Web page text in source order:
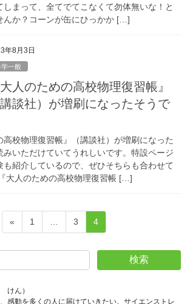
まって、全てでてこなくて勿体無いな！と
んか？コーンが缶にひっかか […]
年8月3日
学一般
大人のための高校物理復習帳』
講談社）が増刷になったそうで
高校物理復習帳』（講談社）が増刷になった
みいただけていてうれしいです。特設ページ
も紹介しているので、ぜひそちらも合わせて
大人のための高校物理復習帳 […]
«
固
定
ペ
1
固
定
ペ
3
固
定
ペ
4
検索
けん）
感動を多くの人に届けていきたい。サイエンストレ